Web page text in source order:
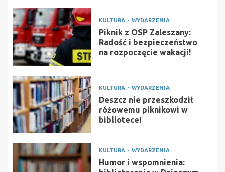
KULTURA WYDARZENIA
Piknik z OSP Zaleszany:
Radość i bezpieczeństwo
na rozpoczęcie wakacji!
KULTURA WYDARZENIA
Deszcz nie przeszkodził
różowemu piknikowi w
bibliotece!
KULTURA WYDARZENIA
Humor i wspomnienia: